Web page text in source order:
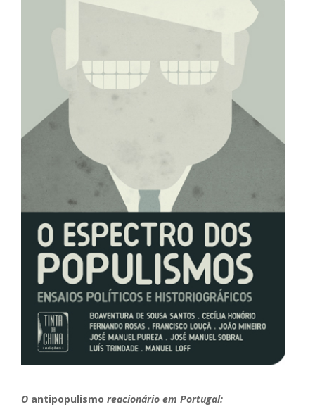
O antipopulismo reacionário em Portugal: